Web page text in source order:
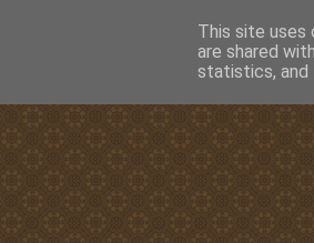
This site uses
are shared
statistics, and